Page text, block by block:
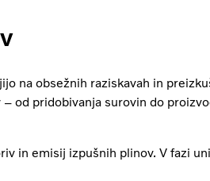
na obsežnih raziskavah in
od pridobivanja surovin do
in emisij izpušnih plinov. V fazi